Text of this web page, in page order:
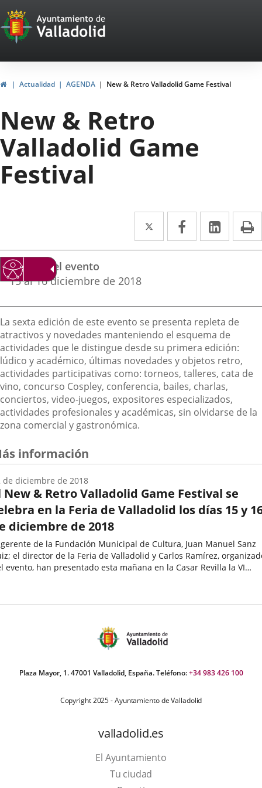
Portal
Web
del
Ayuntamiento
de
Valladolid
InicioActualidad AGENDA New & Retro Valladolid Game Festival
New & Retro
Valladolid Game
Festival
Twitter
Enlace
a
externa.
Facebook
Enlace
a
externa.
Enlace
a
Datos
del
evento
Fechas del evento
15al16 diciembre de 2018
Descripción
La sexta edición de este evento se presenta repleta de
atractivos y novedades manteniendo el esquema de
actividades que le distingue desde su primera edición:
lúdico y académico, últimas novedades y objetos retro,
actividades participativas como: torneos, talleres, cata de
vino, concurso Cospley, conferencia, bailes, charlas,
conciertos, video-juegos, expositores especializados,
actividades profesionales y académicas, sin olvidarse de la
zona comercial y gastronómica.
información
New & Retro Valladolid Game Festival se
en la Feria de Valladolid los días 15 y
diciembre de 2018
de la Fundación Municipal de Cultura, Juan Manuel Sanz
el director de la Feria de Valladolid y Carlos Ramírez,
evento, han presentado esta mañana en la Casar Revilla la VI
de diciembre de 2018
Plaza Mayor, 1. 47001 Valladolid, España. Teléfono:+34 983 426 100
Copyright 2025 - Ayuntamiento de Valladolid
valladolid.es
El Ayuntamiento
Tu ciudad